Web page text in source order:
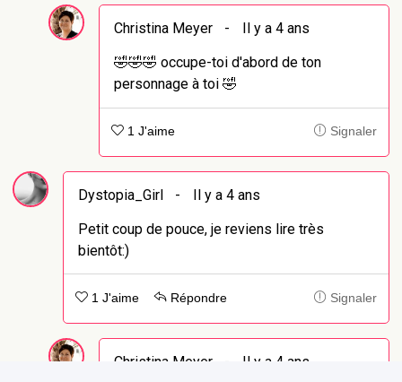
Christina Meyer -
Il y a 4 ans
🤣🤣🤣 occupe-toi d'abord de ton
personnage à toi 🤣
1 J'aime Signaler
Dystopia_Girl -
Il y a 4 ans
Petit coup de pouce, je reviens lire très
bientôt:)
1 J'aime Répondre Signaler
Christina Meyer
Il y a 4 ans